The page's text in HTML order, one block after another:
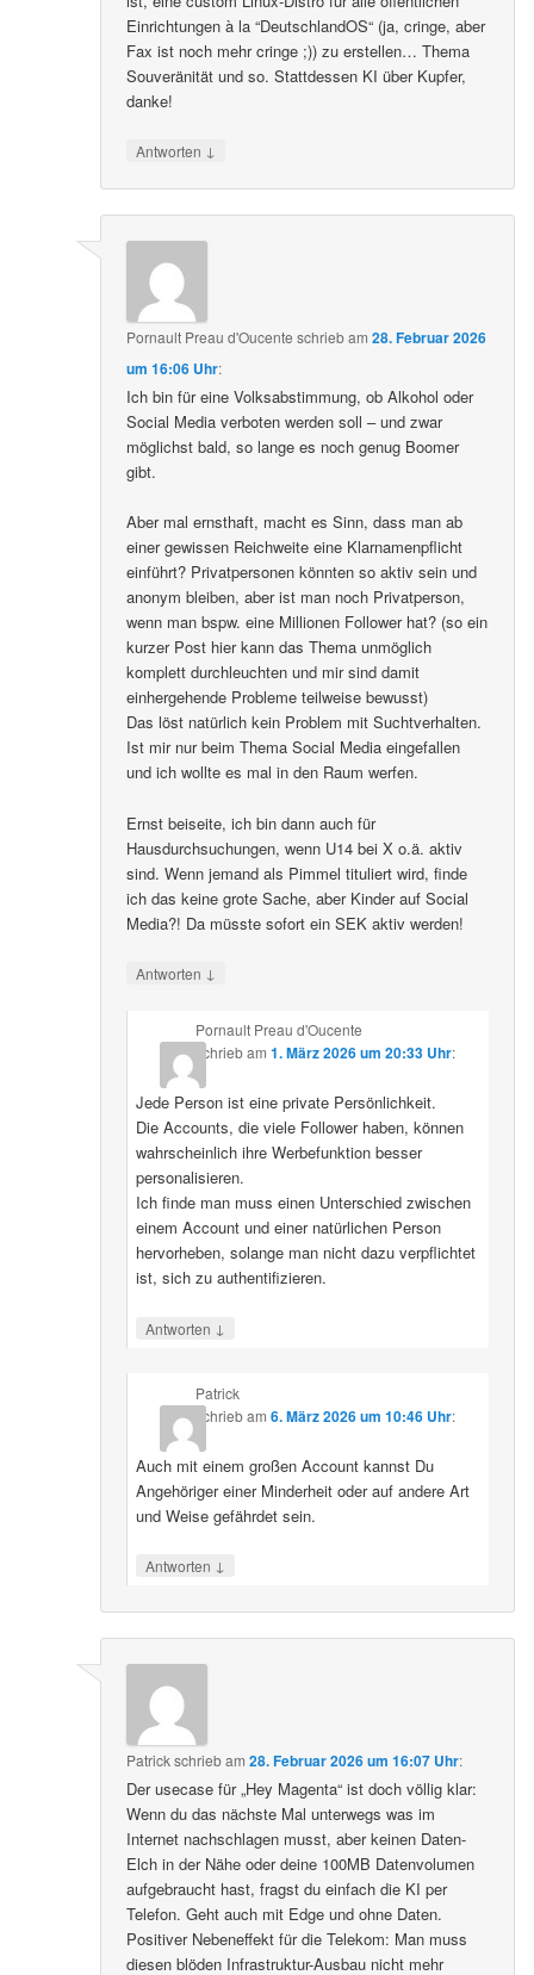
Einrichtungen à la “DeutschlandOS“ (ja, cringe, aber
Fax ist noch mehr cringe ;)) zu erstellen… Thema
Souveränität und so. Stattdessen KI über Kupfer,
danke!
Antworten ↓
Pornault Preau d'Oucente schriebam28. Februar 2026
um 16:06 Uhr:
Ich bin für eine Volksabstimmung, ob Alkohol oder
Social Media verboten werden soll – und zwar
möglichst bald, so lange es noch genug Boomer
gibt.
Aber mal ernsthaft, macht es Sinn, dass man ab
einer gewissen Reichweite eine Klarnamenpflicht
einführt? Privatpersonen könnten so aktiv sein und
anonym bleiben, aber ist man noch Privatperson,
wenn man bspw. eine Millionen Follower hat? (so ein
kurzer Post hier kann das Thema unmöglich
komplett durchleuchten und mir sind damit
einhergehende Probleme teilweise bewusst)
Das löst natürlich kein Problem mit Suchtverhalten.
Ist mir nur beim Thema Social Media eingefallen
und ich wollte es mal in den Raum werfen.
Ernst beiseite, ich bin dann auch für
Hausdurchsuchungen, wenn U14 bei X o.ä. aktiv
sind. Wenn jemand als Pimmel tituliert wird, finde
ich das keine grote Sache, aber Kinder auf Social
Media?! Da müsste sofort ein SEK aktiv werden!
Antworten ↓
Pornault Preau d'Oucente
schriebam 1. März 2026 um 20:33 Uhr:
Jede Person ist eine private Persönlichkeit.
Die Accounts, die viele Follower haben, können
wahrscheinlich ihre Werbefunktion besser
personalisieren.
Ich finde man muss einen Unterschied zwischen
einem Account und einer natürlichen Person
hervorheben, solange man nicht dazu verpflichtet
ist, sich zu authentifizieren.
Antworten ↓
Patrick
schriebam 6. März 2026 um 10:46 Uhr:
Auch mit einem großen Account kannst Du
Angehöriger einer Minderheit oder auf andere Art
und Weise gefährdet sein.
Antworten ↓
Patrickschriebam28. Februar 2026 um 16:07 Uhr:
Der usecase für „Hey Magenta“ ist doch völlig klar:
Wenn du das nächste Mal unterwegs was im
Internet nachschlagen musst, aber keinen Daten-
Elch in der Nähe oder deine 100MB Datenvolumen
aufgebraucht hast, fragst du einfach die KI per
Telefon. Geht auch mit Edge und ohne Daten.
Positiver Nebeneffekt für die Telekom: Man muss
diesen blöden Infrastruktur-Ausbau nicht mehr